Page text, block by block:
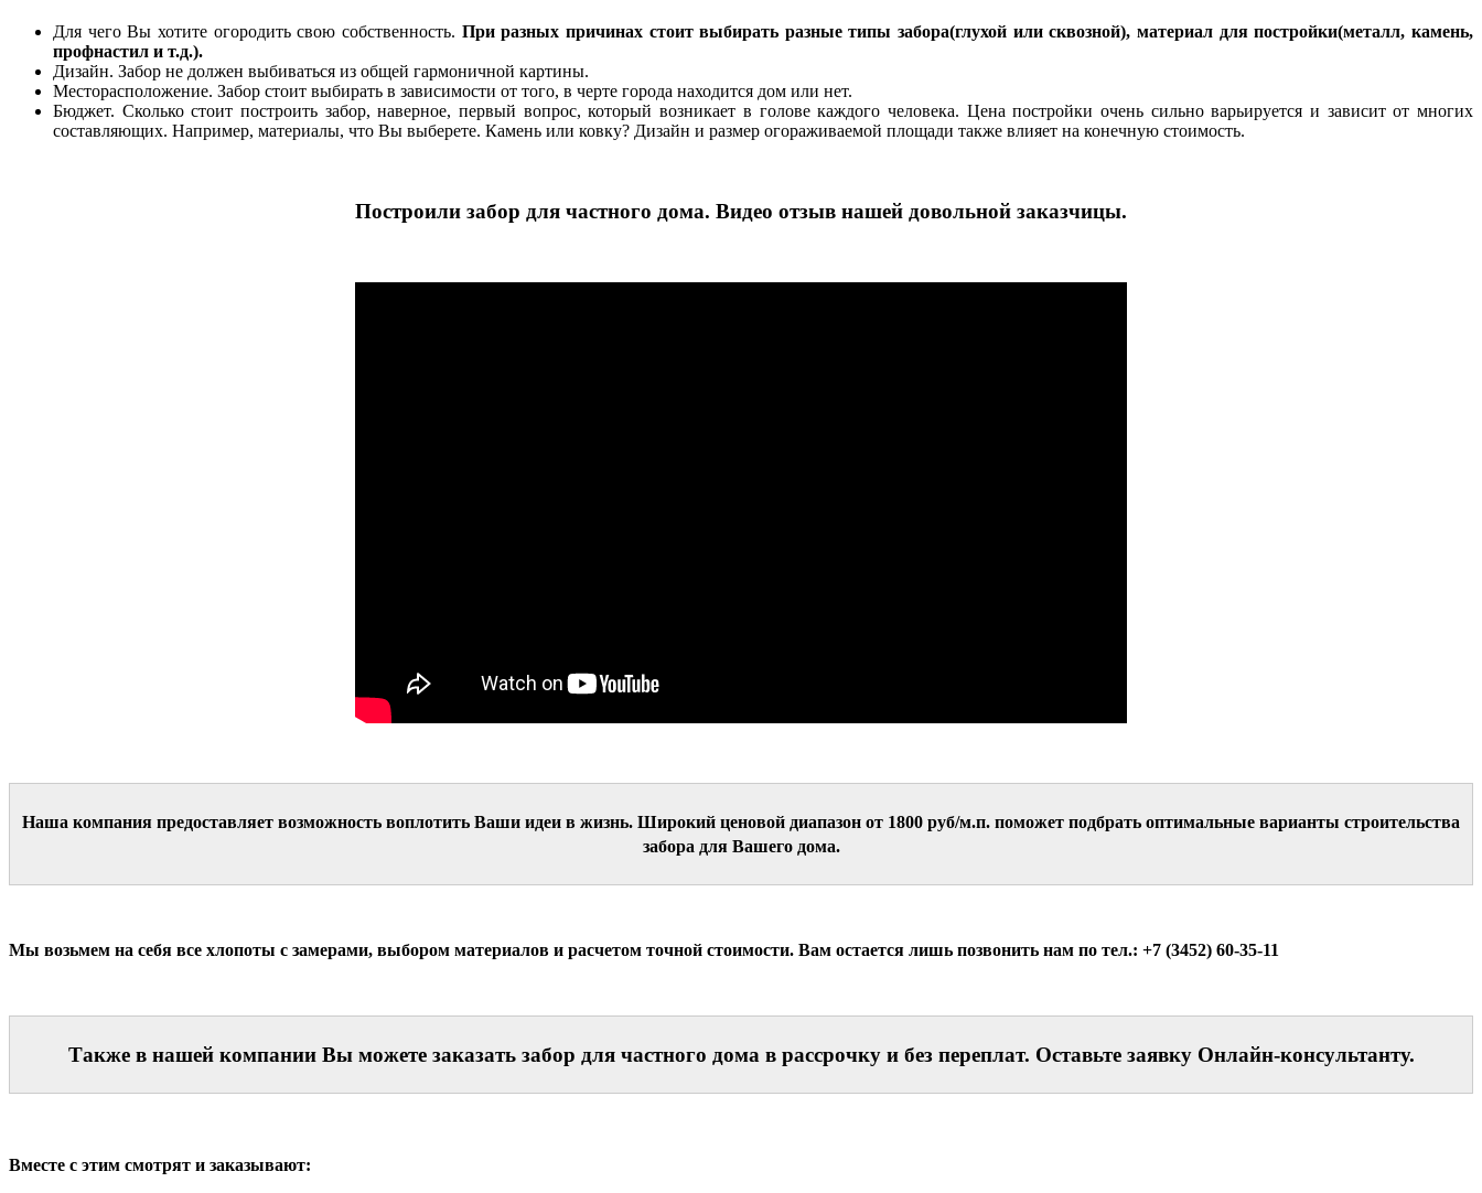
Для чего Вы хотите огородить свою собственность. При разных причинах стоит выбирать разные типы забора(глухой или сквозной), материал для постройки(металл, камень,
профнастил и т.д.).
Дизайн. Забор не должен выбиваться из общей гармоничной картины.
Месторасположение. Забор стоит выбирать в зависимости от того, в черте города находится дом или нет.
Бюджет. Сколько стоит построить забор, наверное, первый вопрос, который возникает в голове каждого человека. Цена постройки очень сильно варьируется и зависит от многих
составляющих. Например, материалы, что Вы выберете. Камень или ковку? Дизайн и размер огораживаемой площади также влияет на конечную стоимость.
Построили забор для частного дома. Видео отзыв нашей довольной заказчицы.
Наша компания предоставляет возможность воплотить Ваши идеи в жизнь. Широкий ценовой диапазон от 1800 руб/м.п. поможет подбрать оптимальные варианты строительства
забора для Вашего дома.
Мы возьмем на себя все хлопоты с замерами, выбором материалов и расчетом точной стоимости. Вам остается лишь позвонить нам по тел.: +7 (3452) 60-35-11
Также в нашей компании Вы можете заказать забор для частного дома в рассрочку и без переплат. Оставьте заявку Онлайн-консультанту.
Вместе с этим смотрят и заказывают: